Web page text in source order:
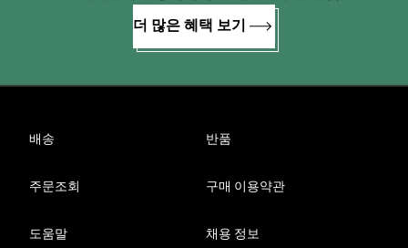
더 많은 혜택 보기
배송 반품
주문조회 구매 이용약관
도움말 채용 정보